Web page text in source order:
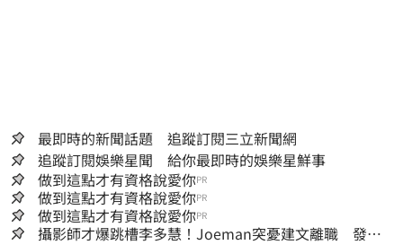
最即時的新聞話題 追蹤訂閱三立新聞網
追蹤訂閱娛樂星聞 給你最即時的娛樂星鮮事
做到這點才有資格說愛你PR
做到這點才有資格說愛你PR
做到這點才有資格說愛你PR
攝影師才爆跳槽李多慧！Joeman突憂建文離職 發聲